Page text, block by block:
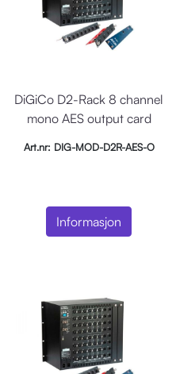
DiGiCo D2-Rack 8 channel
mono AES output card
Art.nr: DIG-MOD-D2R-AES-O
Informasjon